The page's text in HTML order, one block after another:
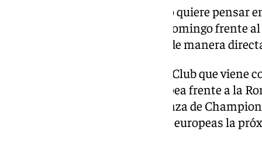
Por el momento, el Sevilla FC no quiere pensar
un partido muy importante el domingo frente
semana, supondría seguir vivo de manera
Enfrente tendrán a un Athletic Club que viene
remontar su eliminatoria europea frente a la
prácticamente que la quinta plaza de
podría haber hasta ocho plazas europeas la